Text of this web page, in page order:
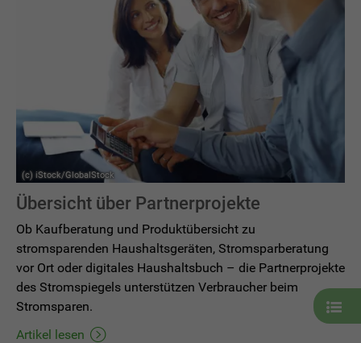
Liste
mit
(c) iStock/GlobalStock
Übersicht über Partnerprojekte
Ob Kaufberatung und Produktübersicht zu
stromsparenden Haushaltsgeräten, Stromsparberatung
vor Ort oder digitales Haushaltsbuch – die Partnerprojekte
des Stromspiegels unterstützen Verbraucher beim
Stromsparen.
Artikel lesen